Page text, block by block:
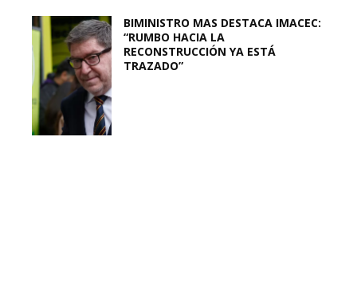
BIMINISTRO MAS DESTACA IMACEC:
“RUMBO HACIA LA
RECONSTRUCCIÓN YA ESTÁ
TRAZADO”